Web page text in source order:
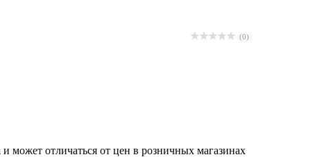
(0)
может отличаться от цен в розничных магазинах